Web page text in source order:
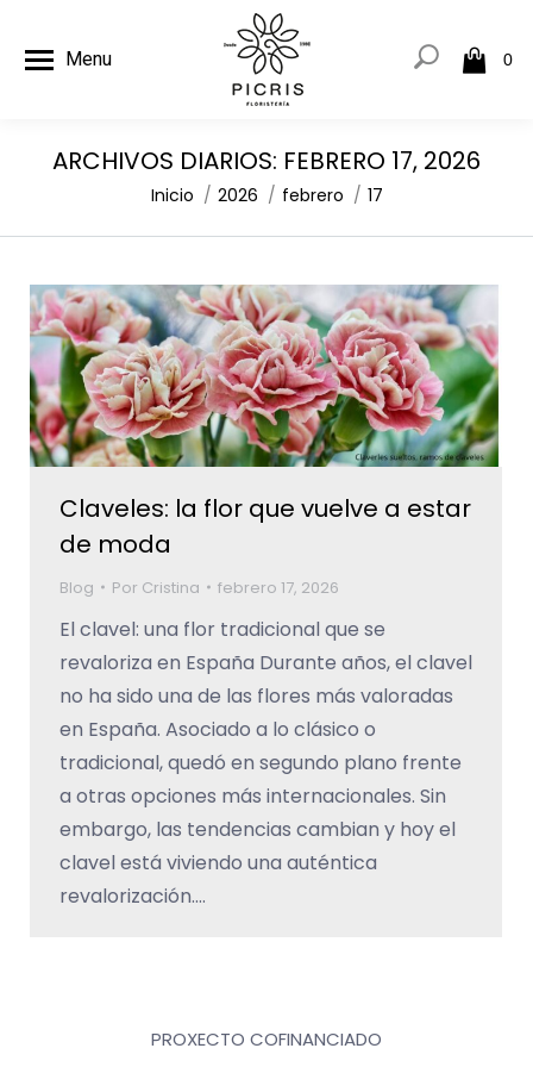
Menu 0
ARCHIVOS DIARIOS: FEBRERO 17, 2026
Estás aquí:
Inicio 2026 febrero 17
Claveles: la flor que vuelve a estar
de moda
Blog Por Cristina febrero 17, 2026
El clavel: una flor tradicional que se
revaloriza en España Durante años, el clavel
no ha sido una de las flores más valoradas
en España. Asociado a lo clásico o
tradicional, quedó en segundo plano frente
a otras opciones más internacionales. Sin
embargo, las tendencias cambian y hoy el
clavel está viviendo una auténtica
revalorización.…
PROXECTO COFINANCIADO